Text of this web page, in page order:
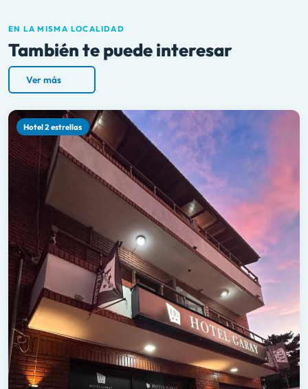
EN LA MISMA LOCALIDAD
También te puede interesar
Ver más
Hotel 2 estrellas